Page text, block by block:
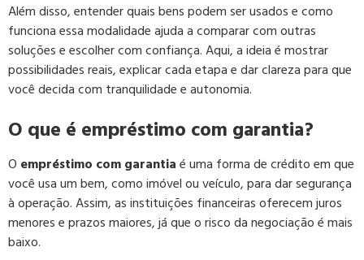
Além disso, entender quais bens podem ser usados e como
funciona essa modalidade ajuda a comparar com outras
soluções e escolher com confiança. Aqui, a ideia é mostrar
possibilidades reais, explicar cada etapa e dar clareza para que
você decida com tranquilidade e autonomia.
O que é empréstimo com garantia?
O empréstimo com garantiaé uma forma de crédito em que
você usa um bem, como imóvel ou veículo, para dar segurança
à operação. Assim, as instituições financeiras oferecem juros
menores e prazos maiores, já que o risco da negociação é mais
baixo.